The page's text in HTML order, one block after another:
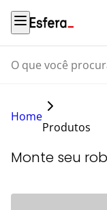
O que você procura?
Home
Produtos
Monte seu